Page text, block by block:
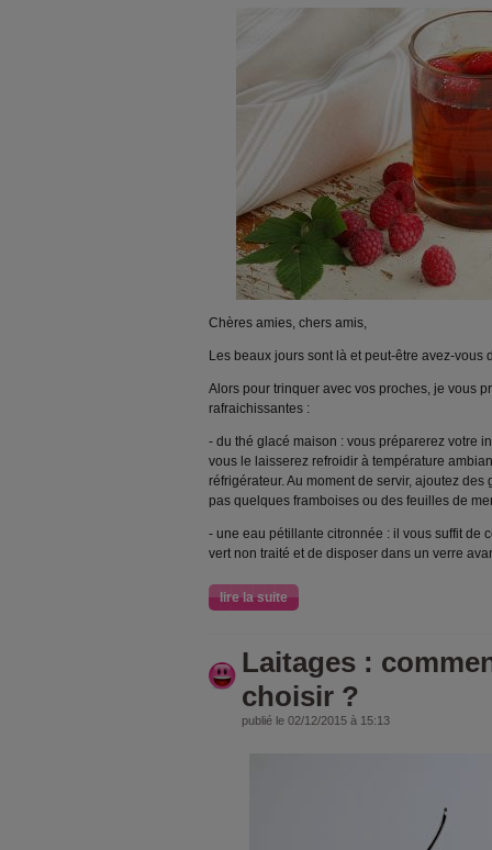
Chères amies, chers amis,
Les beaux jours sont là et peut-être avez-
Alors pour trinquer avec vos proches, je vous
rafraichissantes :
- du thé glacé maison : vous préparerez votre
vous le laisserez refroidir à température
réfrigérateur. Au moment de servir, ajoutez
pas quelques framboises ou des feuilles de
- une eau pétillante citronnée : il vous suffit de
vert non traité et de disposer dans un verre
lire la suite
Laitages :
choisir ?
publié le 02/12/2015 à 15:13